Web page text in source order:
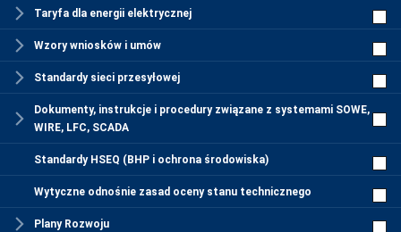
Taryfa dla energii elektrycznej
Wzory wniosków i umów
Standardy sieci przesyłowej
Dokumenty, instrukcje i procedury związane z systemami SOWE,
WIRE, LFC, SCADA
Standardy HSEQ (BHP i ochrona środowiska)
Wytyczne odnośnie zasad oceny stanu technicznego
Plany Rozwoju